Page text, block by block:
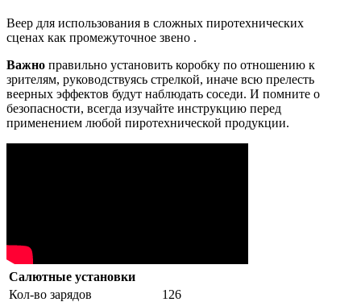
Веер для использования в сложных пиротехнических
сценах как промежуточное звено .
Важно правильно установить коробку по отношению к
зрителям, руководствуясь стрелкой, иначе всю прелесть
веерных эффектов будут наблюдать соседи. И помните о
безопасности, всегда изучайте инструкцию перед
применением любой пиротехнической продукции.
Салютные установки
Кол-во зарядов
126